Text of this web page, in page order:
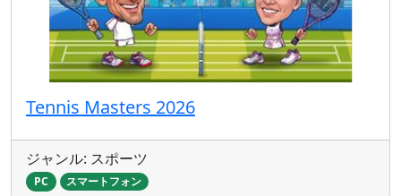
Tennis Masters 2026
ジャンル: スポーツ
PC スマートフォン